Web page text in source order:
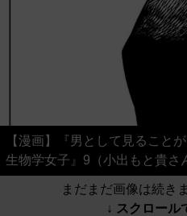
【漫画】『男として見ること
生物学女子』9（小出もと貴さ
まだまだ画像は続き
↓ スクロール